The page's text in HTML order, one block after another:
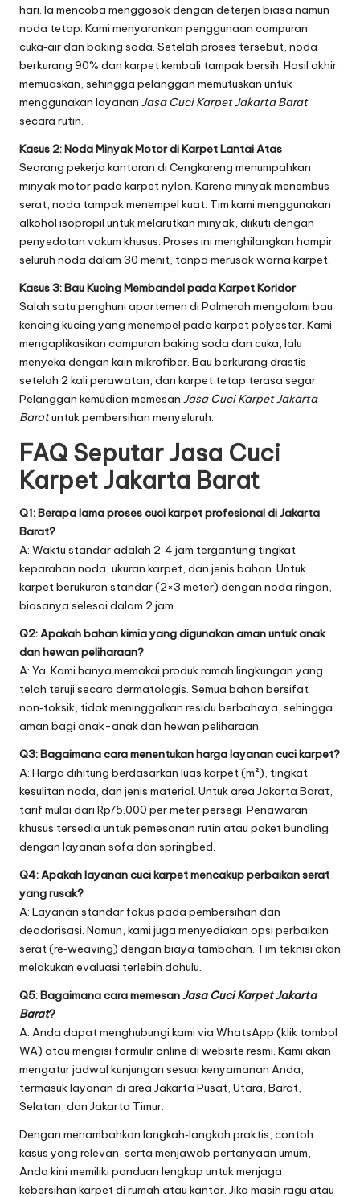
hari. Ia mencoba menggosok dengan deterjen biasa namun
noda tetap. Kami menyarankan penggunaan campuran
cuka‑air dan baking soda. Setelah proses tersebut, noda
berkurang 90% dan karpet kembali tampak bersih. Hasil akhir
memuaskan, sehingga pelanggan memutuskan untuk
menggunakan layanan Jasa Cuci Karpet Jakarta Barat
secara rutin.
Kasus 2: Noda Minyak Motor di Karpet Lantai Atas
Seorang pekerja kantoran di Cengkareng menumpahkan
minyak motor pada karpet nylon. Karena minyak menembus
serat, noda tampak menempel kuat. Tim kami menggunakan
alkohol isopropil untuk melarutkan minyak, diikuti dengan
penyedotan vakum khusus. Proses ini menghilangkan hampir
seluruh noda dalam 30 menit, tanpa merusak warna karpet.
Kasus 3: Bau Kucing Membandel pada Karpet Koridor
Salah satu penghuni apartemen di Palmerah mengalami bau
kencing kucing yang menempel pada karpet polyester. Kami
mengaplikasikan campuran baking soda dan cuka, lalu
menyeka dengan kain mikrofiber. Bau berkurang drastis
setelah 2 kali perawatan, dan karpet tetap terasa segar.
Pelanggan kemudian memesan Jasa Cuci Karpet Jakarta
Baratuntuk pembersihan menyeluruh.
FAQ Seputar Jasa Cuci
Karpet Jakarta Barat
Q1: Berapa lama proses cuci karpet profesional di Jakarta
Barat?
A: Waktu standar adalah 2‑4 jam tergantung tingkat
keparahan noda, ukuran karpet, dan jenis bahan. Untuk
karpet berukuran standar (2×3 meter) dengan noda ringan,
biasanya selesai dalam 2 jam.
Q2: Apakah bahan kimia yang digunakan aman untuk anak
dan hewan peliharaan?
A: Ya. Kami hanya memakai produk ramah lingkungan yang
telah teruji secara dermatologis. Semua bahan bersifat
non‑toksik, tidak meninggalkan residu berbahaya, sehingga
aman bagi anak-anak dan hewan peliharaan.
Q3: Bagaimana cara menentukan harga layanan cuci karpet?
A: Harga dihitung berdasarkan luas karpet (m²), tingkat
kesulitan noda, dan jenis material. Untuk area Jakarta Barat,
tarif mulai dari Rp75.000 per meter persegi. Penawaran
khusus tersedia untuk pemesanan rutin atau paket bundling
dengan layanan sofa dan springbed.
Q4: Apakah layanan cuci karpet mencakup perbaikan serat
yang rusak?
A: Layanan standar fokus pada pembersihan dan
deodorisasi. Namun, kami juga menyediakan opsi perbaikan
serat (re‑weaving) dengan biaya tambahan. Tim teknisi akan
melakukan evaluasi terlebih dahulu.
Q5: Bagaimana cara memesanJasa Cuci Karpet Jakarta
Barat?
A: Anda dapat menghubungi kami via WhatsApp (klik tombol
WA) atau mengisi formulir online di website resmi. Kami akan
mengatur jadwal kunjungan sesuai kenyamanan Anda,
termasuk layanan di area Jakarta Pusat, Utara, Barat,
Selatan, dan Jakarta Timur.
Dengan menambahkan langkah‑langkah praktis, contoh
kasus yang relevan, serta menjawab pertanyaan umum,
Anda kini memiliki panduan lengkap untuk menjaga
kebersihan karpet di rumah atau kantor. Jika masih ragu atau